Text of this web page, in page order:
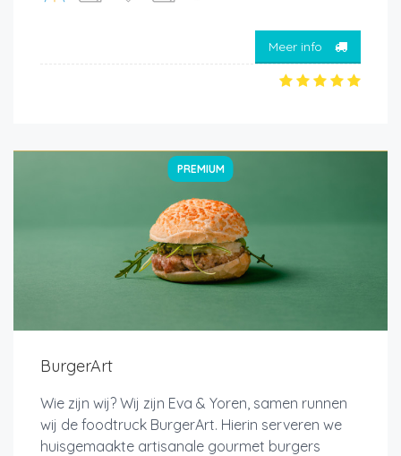
Meer info
PREMIUM
BurgerArt
Wie zijn wij? Wij zijn Eva & Yoren, samen runnen
wij de foodtruck BurgerArt. Hierin serveren we
huisgemaakte artisanale gourmet burgers